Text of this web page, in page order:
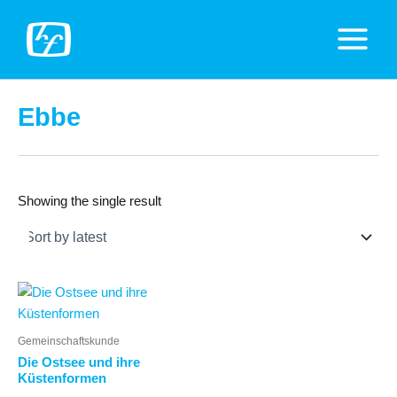
Inhalt
springen
Main
Ebbe
Showing the single result
Gemeinschaftskunde
Die Ostsee und ihre
Küstenformen